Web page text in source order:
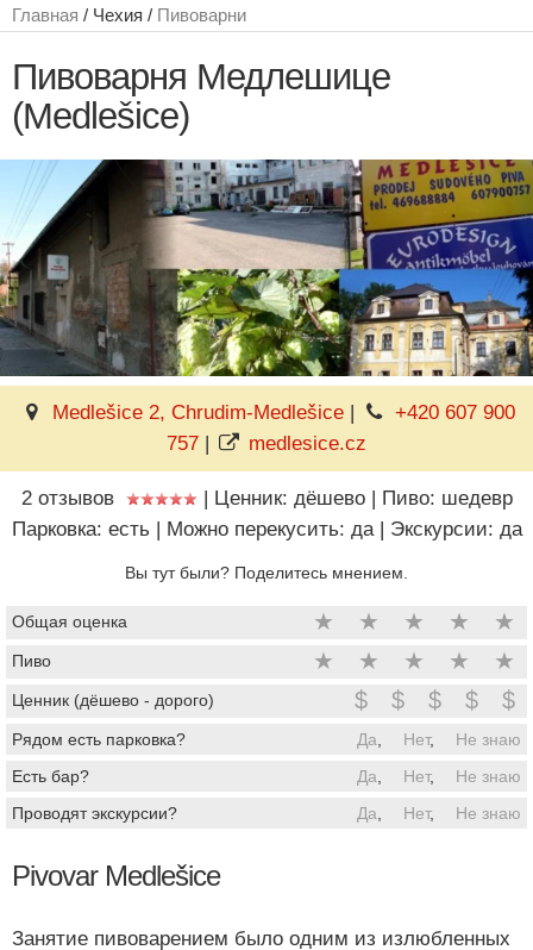
Главная / Чехия / Пивоварни
Пивоварня Медлешице
(Medlešice)
Medlešice 2, Chrudim-Medlešice |
+420 607 900
757| medlesice.cz
2 отзывов | Ценник: дёшево | Пиво: шедевр
Парковка: есть | Можно перекусить: да | Экскурсии: да
Вы тут были? Поделитесь мнением.
Общая оценка ★ ★ ★ ★ ★
Пиво ★ ★ ★ ★ ★
Ценник (дёшево - дорого) $ $ $ $ $
Рядом есть парковка? Да Нет,
Не знаю
Есть бар?
Да Нет,
Не знаю
Проводят экскурсии?
Да Нет, Не знаю
Pivovar Medlešice
Занятие пивоварением было одним из излюбленных